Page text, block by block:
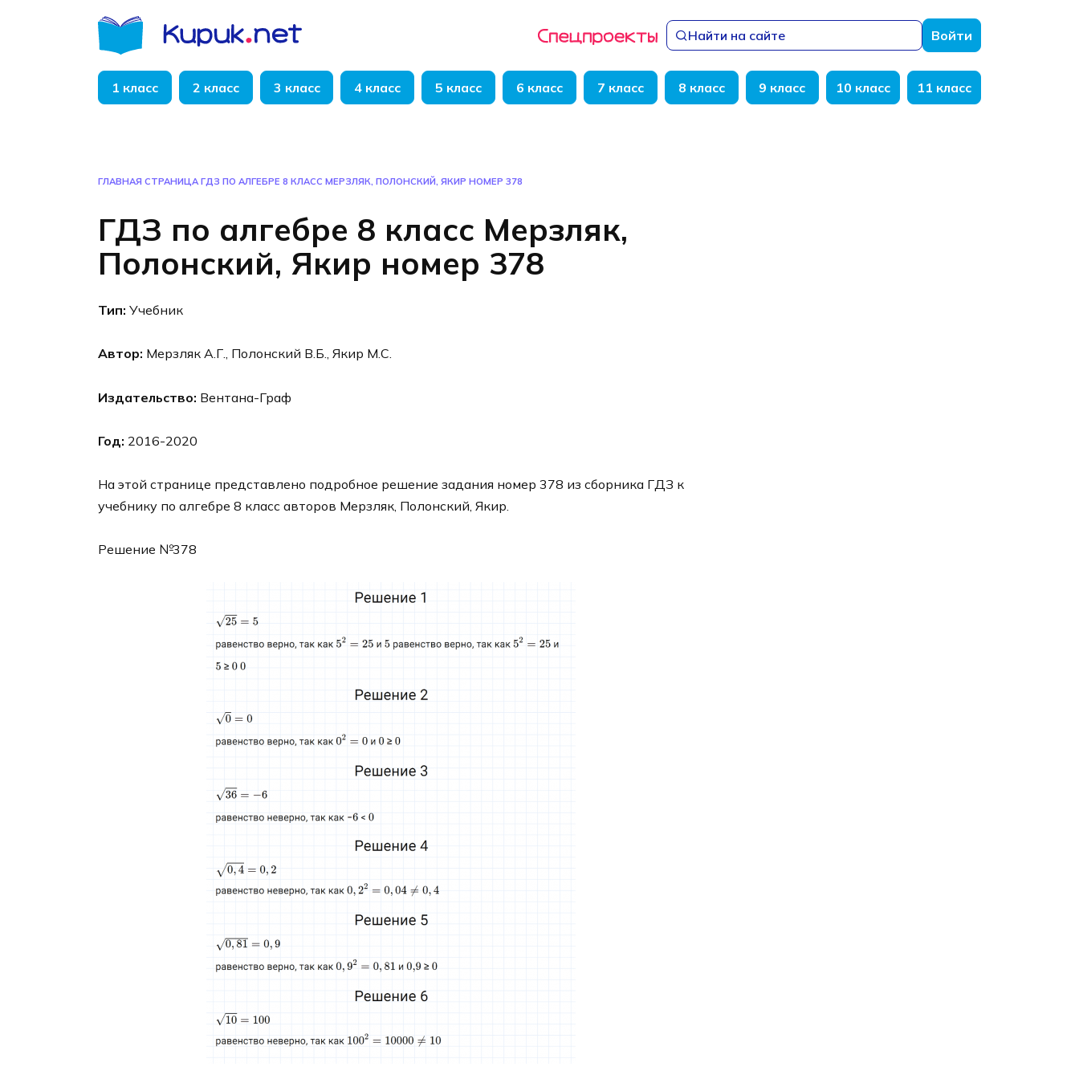
Найти на сайте Войти
1 класс 2 класс 3 класс 4 класс 5 класс 6 класс 7 класс 8 класс 9 класс 10 класс 11 класс
ГЛАВНАЯ СТРАНИЦА ГДЗ ПО АЛГЕБРЕ 8 КЛАСС МЕРЗЛЯК, ПОЛОНСКИЙ, ЯКИР НОМЕР 378
ГДЗ по алгебре 8 класс Мерзляк,
Полонский, Якир номер 378
Тип: Учебник
Автор: Мерзляк А.Г., Полонский В.Б., Якир М.С.
Издательство: Вентана-Граф
Год: 2016-2020
На этой странице представлено подробное решение задания номер 378 из сборника ГДЗ к
учебнику по алгебре 8 класс авторов Мерзляк, Полонский, Якир.
Решение №378